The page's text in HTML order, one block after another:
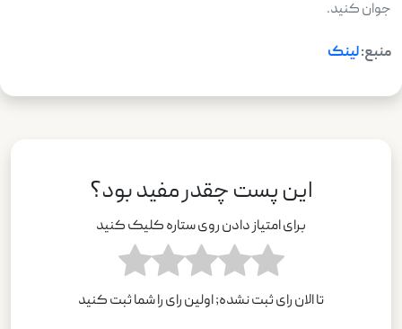
جوان کنید.
منبع:لینک
این پست چقدر مفید بود؟
برای امتیاز دادن روی ستاره کلیک کنید
تا الان رای ثبت نشده; اولین رای را شما ثبت کنید